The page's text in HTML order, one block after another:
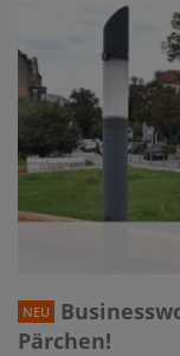
NEU
Pärchen!